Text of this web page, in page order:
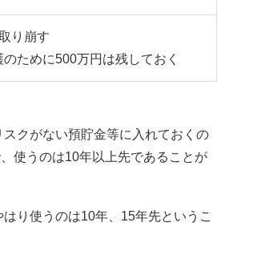
り崩す
ために500万円は残しておく
クがない預貯金等に入れておくの
使うのは10年以上先であることが
り使うのは10年、15年先というこ